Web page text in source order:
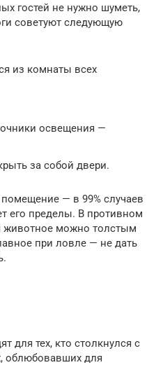
гостей не нужно шуметь,
советуют следующую
из комнаты всех
освещения —
за собой двери.
помещение — в 99% случаев
его пределы. В противном
животное можно толстым
при ловле — не дать
для тех, кто столкнулся с
облюбовавших для